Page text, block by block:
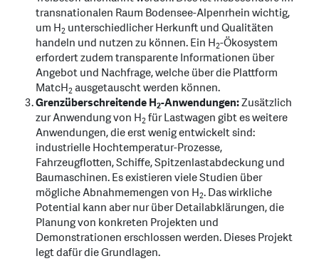
transnationalen Raum Bodensee-Alpenrhein wichtig,
um H2 unterschiedlicher Herkunft und Qualitäten
handeln und nutzen zu können. Ein H2-Ökosystem
erfordert zudem transparente Informationen über
Angebot und Nachfrage, welche über die Plattform
MatcH2 ausgetauscht werden können.
Grenzüberschreitende H2-Anwendungen:Zusätzlich
zur Anwendung von H2 für Lastwagen gibt es weitere
Anwendungen, die erst wenig entwickelt sind:
industrielle Hochtemperatur-Prozesse,
Fahrzeugflotten, Schiffe, Spitzenlastabdeckung und
Baumaschinen. Es existieren viele Studien über
mögliche Abnahmemengen von H2. Das wirkliche
Potential kann aber nur über Detailabklärungen, die
Planung von konkreten Projekten und
Demonstrationen erschlossen werden. Dieses Projekt
legt dafür die Grundlagen.